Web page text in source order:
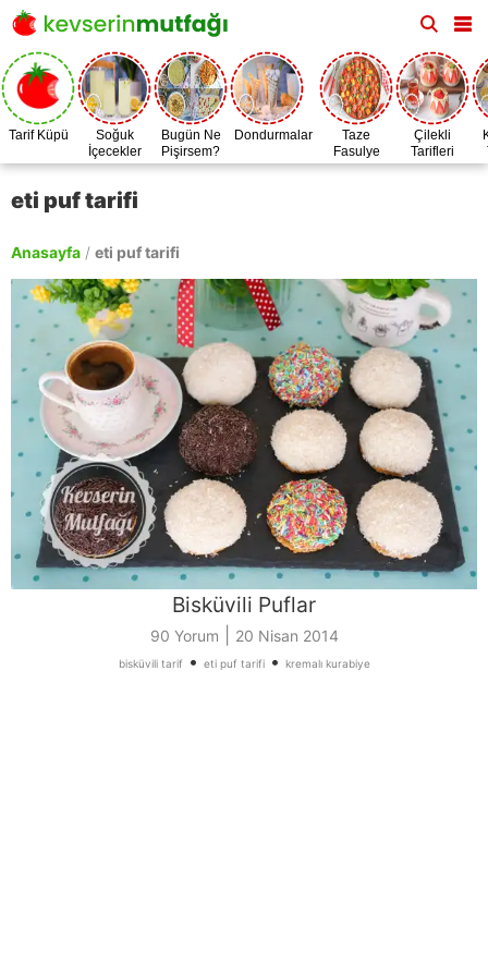
Tarif Küpü
Soğuk
İçecekler
Bugün Ne
Pişirsem?
Dondurmalar
Taze
Fasulye
Zamanı
Çilekli
Tarifleri
eti puf tarifi
Anasayfa / eti puf tarifi
Bisküvili Puflar
90 Yorum 20 Nisan 2014
bisküvili tarif• eti puf tarifi• kremalı kurabiye